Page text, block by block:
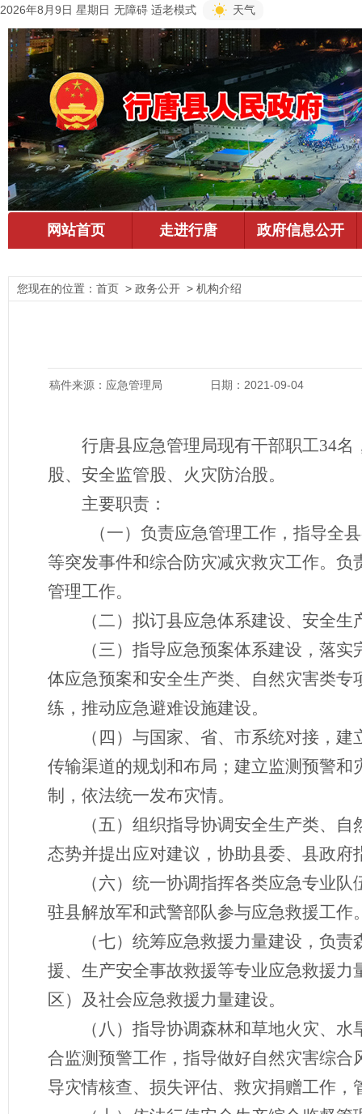
2026年8月9日 星期日 无障碍 适老模式 天气
您现在的位置： 首页 > 政务公开 > 机构介绍
稿件来源：应急管理局 日期：2021-09-04
行唐县应急管理局现有干部职工34名
股、安全监管股、火灾防治股。
主要职责：
（一）负责应急管理工作，指导全
等突发事件和综合防灾减灾救灾工作。
管理工作。
（二）拟订县应急体系建设、安全生
（三）指导应急预案体系建设，落
体应急预案和安全生产类、自然灾害类
练，推动应急避难设施建设。
（四）与国家、省、市系统对接，
传输渠道的规划和布局；建立监测预警
制，依法统一发布灾情。
（五）组织指导协调安全生产类、
态势并提出应对建议，协助县委、县政
（六）统一协调指挥各类应急专业
驻县解放军和武警部队参与应急救援工作
（七）统筹应急救援力量建设，负
援、生产安全事故救援等专业应急救援
区）及社会应急救援力量建设。
（八）指导协调森林和草地火灾、
合监测预警工作，指导做好自然灾害综
导灾情核查、损失评估、救灾捐赠工作